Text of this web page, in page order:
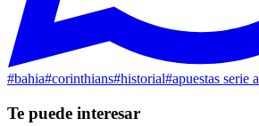
#bahia#corinthians#historial#apuestas serie a
Te puede interesar